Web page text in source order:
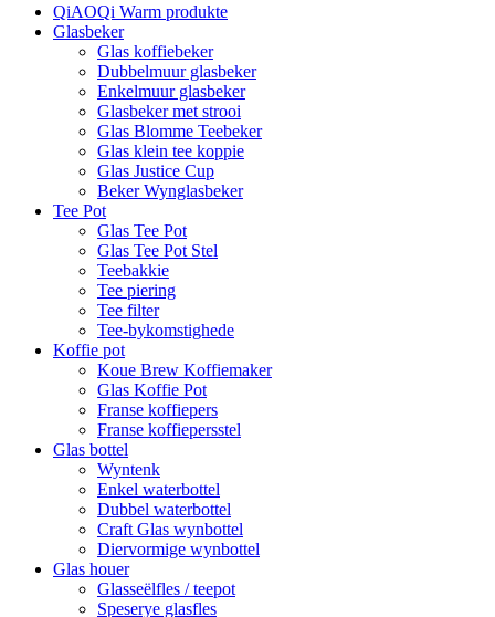
QiAOQi Warm produkte
Glasbeker
Glas koffiebeker
Dubbelmuur glasbeker
Enkelmuur glasbeker
Glasbeker met strooi
Glas Blomme Teebeker
Glas klein tee koppie
Glas Justice Cup
Beker Wynglasbeker
Tee Pot
Glas Tee Pot
Glas Tee Pot Stel
Teebakkie
Tee piering
Tee filter
Tee-bykomstighede
Koffie pot
Koue Brew Koffiemaker
Glas Koffie Pot
Franse koffiepers
Franse koffiepersstel
Glas bottel
Wyntenk
Enkel waterbottel
Dubbel waterbottel
Craft Glas wynbottel
Diervormige wynbottel
Glas houer
Glasseëlfles / teepot
Speserye glasfles